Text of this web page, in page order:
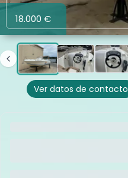
18.000 €
Ver datos de contacto